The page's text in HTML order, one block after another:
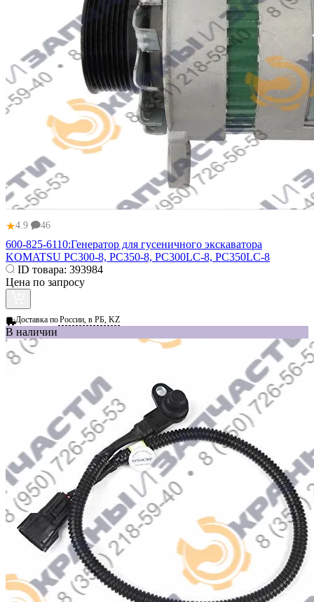
★4.9 46
600-825-6110:Генератор для гусеничного экскаватора
KOMATSU PC300-8, PC350-8, PC300LC-8, PC350LC-8
ID товара: 393984
Цена по запросу
Доставка поРоссии, в РБ, KZ
В наличии